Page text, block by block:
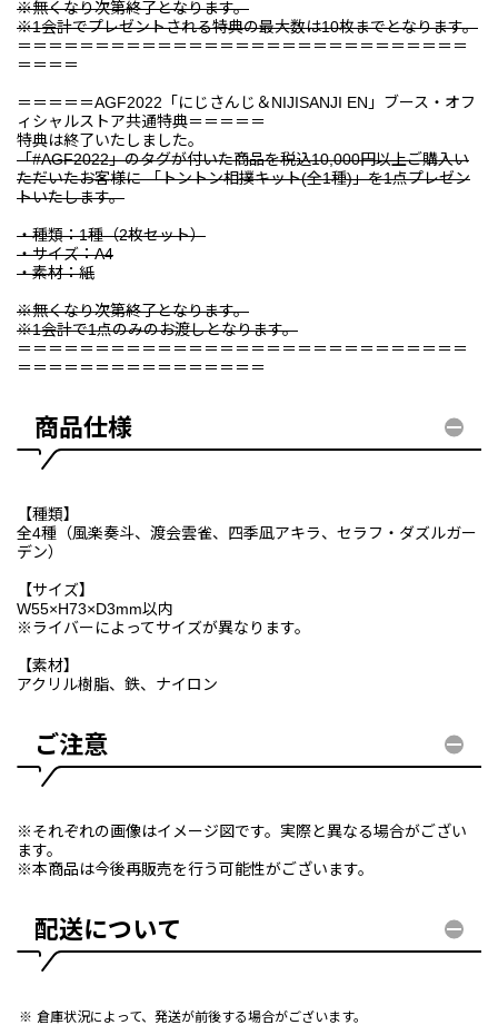
※無くなり次第終了となります。
※1会計でプレゼントされる特典の最大数は10枚までとなります。
＝＝＝＝＝＝＝＝＝＝＝＝＝＝＝＝＝＝＝＝＝＝＝＝＝＝＝＝＝
＝＝＝＝
＝＝＝＝＝AGF2022「にじさんじ＆NIJISANJI EN」ブース・オフ
ィシャルストア共通特典＝＝＝＝＝
特典は終了いたしました。
「#AGF2022」のタグが付いた商品を税込10,000円以上ご購入い
ただいたお客様に 「トントン相撲キット(全1種)」を1点プレゼン
トいたします。
・種類：1種（2枚セット）
・サイズ：A4
・素材：紙
※無くなり次第終了となります。
※1会計で1点のみのお渡しとなります。
＝＝＝＝＝＝＝＝＝＝＝＝＝＝＝＝＝＝＝＝＝＝＝＝＝＝＝＝＝
＝＝＝＝＝＝＝＝＝＝＝＝＝＝＝＝
商品仕様
【種類】
全4種（風楽奏斗、渡会雲雀、四季凪アキラ、セラフ・ダズルガー
デン）
【サイズ】
W55×H73×D3mm以内
※ライバーによってサイズが異なります。
【素材】
アクリル樹脂、鉄、ナイロン
ご注意
※それぞれの画像はイメージ図です。実際と異なる場合がござい
ます。
※本商品は今後再販売を行う可能性がございます。
配送について
倉庫状況によって、発送が前後する場合がございます。